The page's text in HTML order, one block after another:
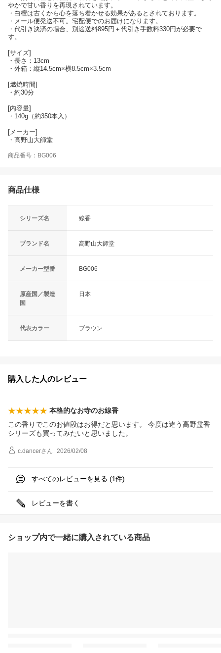
やかで甘い香りを再現されています。
・白檀は古くから心を落ち着かせる効果があるとされております。
・メール便発送不可。宅配便でのお届けになります。
・代引き決済の場合、別途送料895円＋代引き手数料330円が必要で
す。
[サイズ]
・長さ：13cm
・外箱：縦14.5cm×横8.5cm×3.5cm
[燃焼時間]
・約30分
[内容量]
・140g（約350本入）
[メーカー]
・高野山大師堂
商品番号：BG006
商品仕様
シリーズ名 線香
ブランド名 高野山大師堂
メーカー型番 BG006
原産国／製造
国
日本
代表カラー ブラウン
購入した人のレビュー
本格的なお寺のお線香
この香りでこのお値段はお得だと思います。 今度は違う高野霊香
シリーズも買ってみたいと思いました。
c.dancerさん 2026/02/08
すべてのレビューを見る (1件)
レビューを書く
ショップ内で一緒に購入されている商品